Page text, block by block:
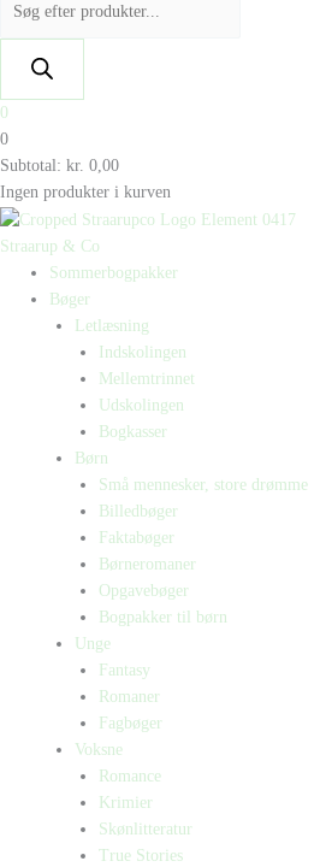
0
0
Subtotal: kr. 0,00
Ingen produkter i kurven
Straarup & Co
Sommerbogpakker
Bøger
Letlæsning
Indskolingen
Mellemtrinnet
Udskolingen
Bogkasser
Børn
Små mennesker, store drømme
Billedbøger
Faktabøger
Børneromaner
Opgavebøger
Bogpakker til børn
Unge
Fantasy
Romaner
Fagbøger
Voksne
Romance
Krimier
Skønlitteratur
True Stories